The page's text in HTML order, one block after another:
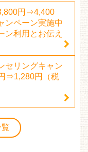
円⇒4,400
ンペーン実施中
ン利用とお伝え
セリングキャン
⇒1,280円（税